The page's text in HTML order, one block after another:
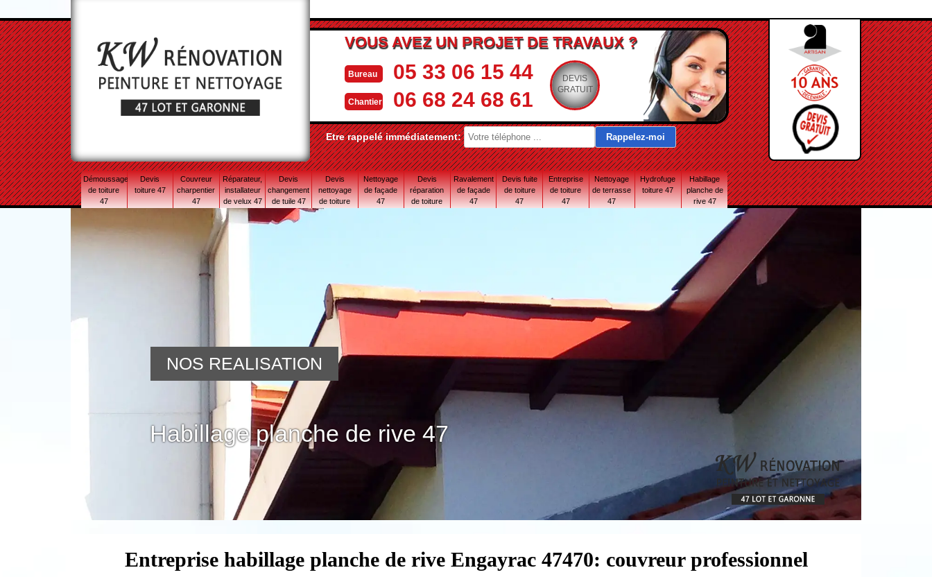
VOUS AVEZ UN PROJET DE TRAVAUX ?
Bureau 05 33 06 15 44
Chantier 06 68 24 68 61
DEVIS
GRATUIT
Etre rappelé immédiatement:
Démoussage
de toiture
47
Devis
toiture 47
Couvreur
charpentier
47
Réparateur,
installateur
de velux 47
Devis
changement
de tuile 47
Devis
nettoyage
de toiture
Nettoyage
de façade
47
Devis
réparation
de toiture
Ravalement
de façade
47
Devis fuite
de toiture
47
Entreprise
de toiture
47
Nettoyage
de terrasse
47
Hydrofuge
toiture 47
Habillage
planche de
rive 47
Habillage planche de rive 47
NOS REALISATION
Entreprise habillage planche de rive Engayrac 47470: couvreur professionnel